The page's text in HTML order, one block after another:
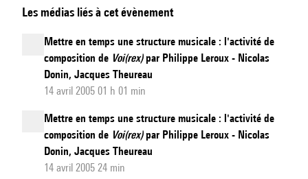
Learning
bioacoustique
structurer
grandes
quantités
d'enregistrements
Les médias liés à cet évènement
Mettre en temps une structure musicale : l'activité de
composition de Voi(rex)par Philippe Leroux - Nicolas
Donin, Jacques Theureau
14 avril 2005 01 h 01 min
Mettre en temps une structure musicale : l'activité de
composition de Voi(rex)par Philippe Leroux - Nicolas
Donin, Jacques Theureau
14 avril 2005 24 min